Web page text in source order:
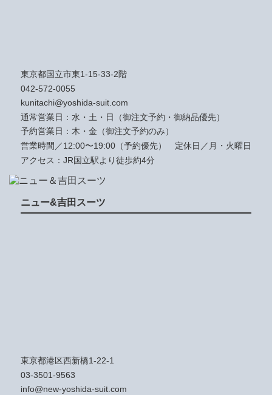
東京都国立市東1-15-33-2階
042-572-0055
kunitachi@yoshida-suit.com
通常営業日：水・土・日（御注文予約・御納品優先）
予約営業日：木・金（御注文予約のみ）
営業時間／12:00〜19:00（予約優先） 定休日／月・火曜日
アクセス：JR国立駅より徒歩約4分
ニュー&吉田スーツ
東京都港区西新橋1-22-1
03-3501-9563
info@new-yoshida-suit.com